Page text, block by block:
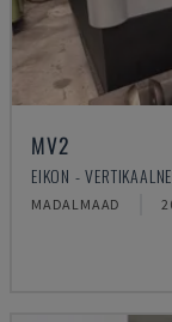
MV2
EIKON -
MADALMAAD